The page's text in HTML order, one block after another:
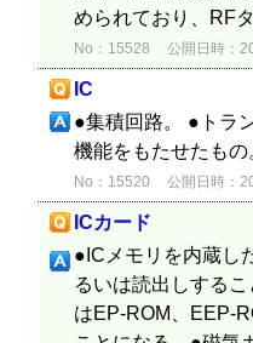
められており、RF
No：15528 公開日時：
IC
●集積回路。 ●トラ
機能をもたせたも
No：15520 公開日時：
ICカード
●ICメモリを内蔵し
るいは読出しする
はEP-ROM、EEP-